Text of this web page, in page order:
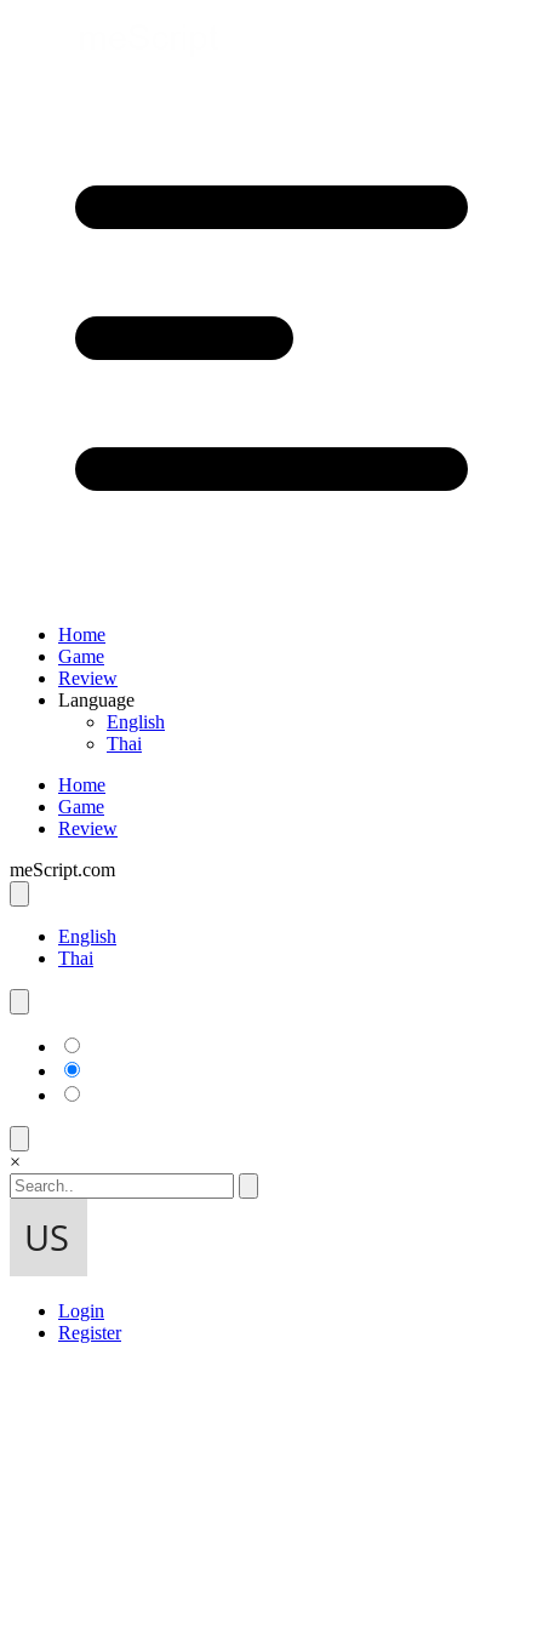
Home
Game
Review
Language
English
Thai
Home
Game
Review
meScript.com
English
Thai
×
Login
Register